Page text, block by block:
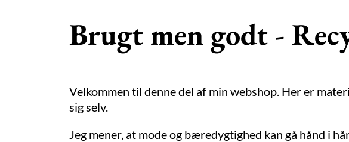
Brugt men godt -
Velkommen til denne del af min webshop. Her er
sig selv.
Jeg mener, at mode og bæredygtighed kan gå hånd i